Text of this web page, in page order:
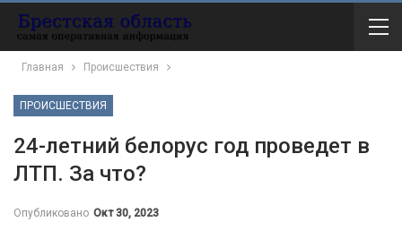
Главная Происшествия
ПРОИСШЕСТВИЯ
24-летний белорус год проведет в
ЛТП. За что?
Опубликовано Окт 30, 2023